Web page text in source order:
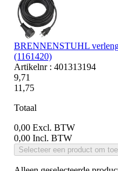
BRENNENSTUHL
(1161420)
Artikelnr : 401313194
9,71
11,75
Totaal
0,00 Excl. BTW
0,00 Incl. BTW
Selecteer een product om